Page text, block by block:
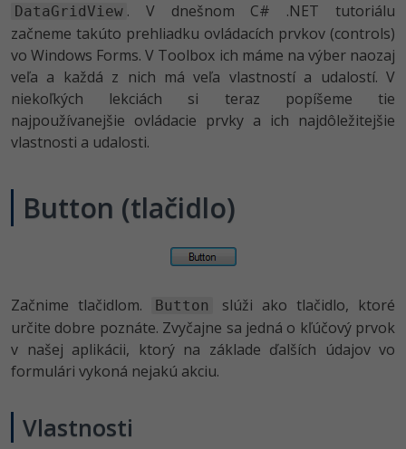
Céčko
VB.NET
SQL
-80%
Algoritmy -41%
Umelá inteligencia
Viac
Fórum
Kurzy e-commerce
DataGridView . V dnešnom C# .NET tutoriálu
začneme takúto prehliadku ovládacích prvkov (controls)
vo Windows Forms. V Toolbox ich máme na výber naozaj
veľa a každá z nich má veľa vlastností a udalostí. V
niekoľkých lekciách si teraz popíšeme tie
najpoužívanejšie ovládacie prvky a ich najdôležitejšie
vlastnosti a udalosti.
Button (tlačidlo)
Začnime tlačidlom. Button
slúži ako tlačidlo, ktoré
určite dobre poznáte. Zvyčajne sa jedná o kľúčový prvok
v našej aplikácii, ktorý na základe ďalších údajov vo
formulári vykoná nejakú akciu.
Vlastnosti